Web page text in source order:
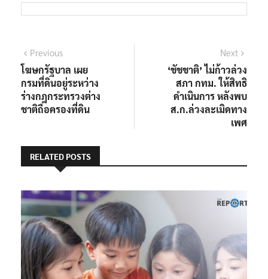
แนะแนว
เรื่อง
PreviousPrevious
post:
โฆษกรัฐบาล เผย
กรมที่ดินอยู่ระหว่าง
ร่างกฎกระทรวงต่าง
ชาติถือครองที่ดิน
Next
‘ชัชชาติ’ ไม่ก้าวล่วง
สภา กทม. ให้สิทธิ
ดำเนินการ หลังพบ
ส.ก.ล่วงละเมิดทาง
เพศ
RELATED POSTS